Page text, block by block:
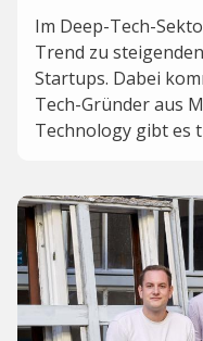
Im Deep-Tech-
Trend zu
Startups. Dabei
Tech-Gründer aus
Technology gibt es